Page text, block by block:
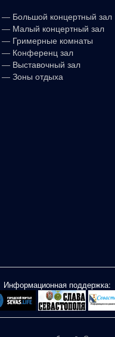
— Большой концертный зал
— Малый концертный зал
— Гримерные комнаты
— Конференц зал
— Выставочный зал
— Зоны отдыха
Информационная поддержка: